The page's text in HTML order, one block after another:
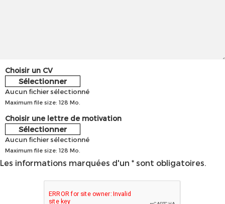
Choisir un CV
Sélectionner
Aucun fichier sélectionné
Maximum file size: 128 Mo.
Choisir une lettre de motivation
Sélectionner
Aucun fichier sélectionné
Maximum file size: 128 Mo.
Les informations marquées d'un * sont obligatoires.